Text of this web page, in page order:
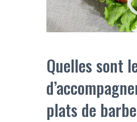
Quelles sont
plats de